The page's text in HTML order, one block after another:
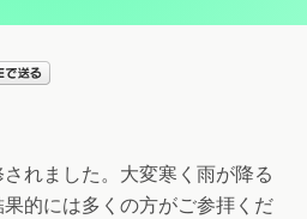
れました。大変寒く雨が降る
的には多くの方がご参拝くだ